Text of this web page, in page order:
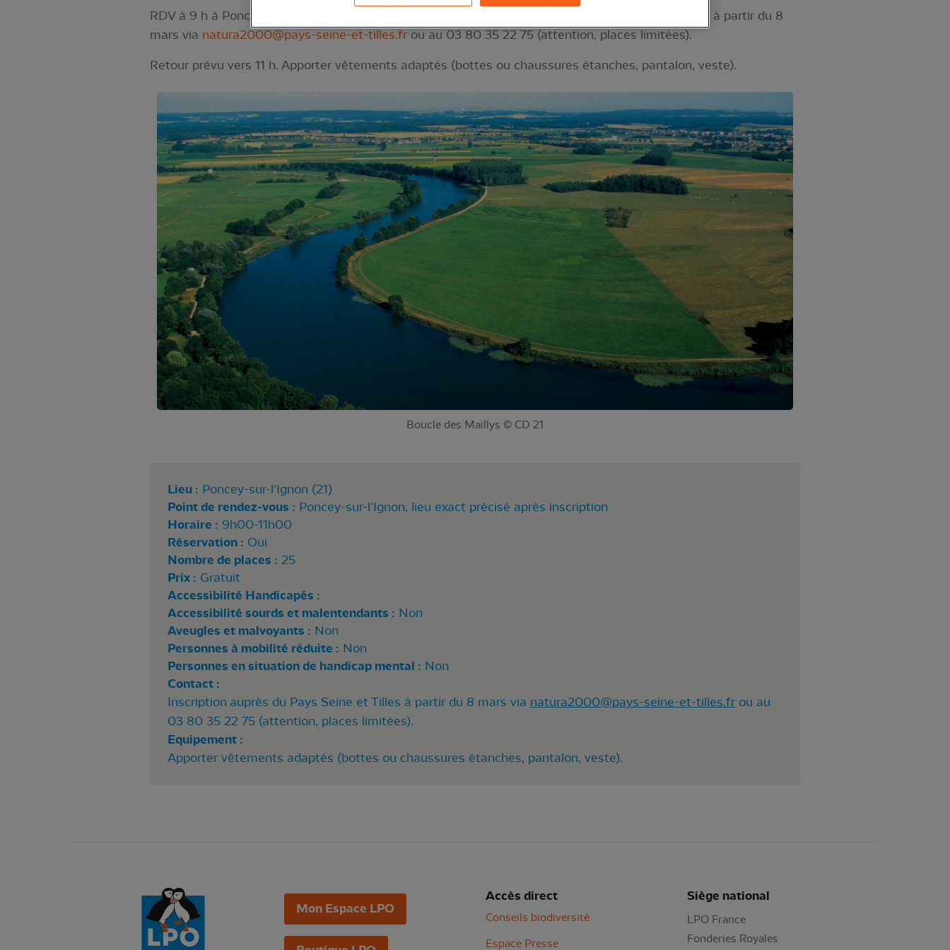
RDV à 9 h à Poncey-sur-l'Ignon. Lieu exact précisé après inscription auprès du Pays Seine et Tilles à partir du 8
mars via natura2000@pays-seine-et-tilles.frou au 03 80 35 22 75 (attention, places limitées).
Retour prévu vers 11 h. Apporter vêtements adaptés (bottes ou chaussures étanches, pantalon, veste).
Boucle des Maillys © CD 21
Lieu : Poncey-sur-l'Ignon (21)
Point de rendez-vous : Poncey-sur-l'Ignon, lieu exact précisé après inscription
Horaire : 9h00-11h00
Réservation : Oui
Nombre de places : 25
Prix : Gratuit
Accessibilité Handicapés :
Accessibilité sourds et malentendants : Non
Aveugles et malvoyants : Non
Personnes à mobilité réduite : Non
Personnes en situation de handicap mental : Non
Contact :
Inscription auprès du Pays Seine et Tilles à partir du 8 mars via natura2000@pays-seine-et-tilles.frou au
03 80 35 22 75 (attention, places limitées).
Equipement :
Apporter vêtements adaptés (bottes ou chaussures étanches, pantalon, veste).
Mon Espace LPO
Accès direct
Conseils biodiversité
Espace Presse
Siège national
LPO France
Fonderies Royales